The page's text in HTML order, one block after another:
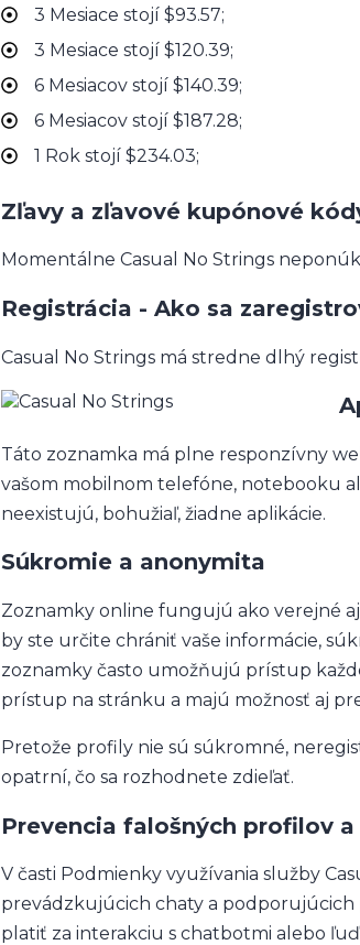
3 Mesiace stojí $93.57;
3 Mesiace stojí $120.39;
6 Mesiacov stojí $140.39;
6 Mesiacov stojí $187.28;
1 Rok stojí $234.03;
Zľavy a zľavové kupónové
Momentálne Casual No Strings
Registrácia - Ako sa
Casual No Strings má stredne dlhý
Táto zoznamka má plne responzívny
vašom mobilnom telefóne, notebooku
neexistujú, bohužiaľ, žiadne aplikácie.
Súkromie a anonymita
Zoznamky online fungujú ako verejné
by ste určite chrániť vaše informácie,
zoznamky často umožňujú prístup
prístup na stránku a majú možnosť aj
Pretože profily nie sú súkromné,
opatrní, čo sa rozhodnete zdieľať.
Prevencia falošných profilov
V časti Podmienky využívania služby
prevádzkujúcich chaty a podporujúcich
platiť za interakciu s chatbotmi alebo